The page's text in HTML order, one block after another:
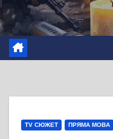
TV СЮЖЕТ ПРЯМА МОВА